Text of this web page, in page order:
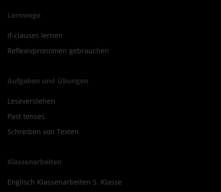
Lernwege
If-clauses lernen
Reflexivpronomen gebrauchen
Aufgaben und Übungen
Leseverstehen
Past tenses
Schreiben von Texten
Klassenarbeiten
Englisch Klassenarbeiten 5. Klasse